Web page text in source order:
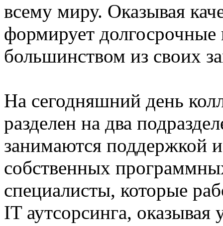
всему миру. Оказывая
формирует
большинством из своих
На сегодняшний день
разделен на два
занимаются поддержкой
собственных
специалисты, которые
IT аутсорсинга, оказывая